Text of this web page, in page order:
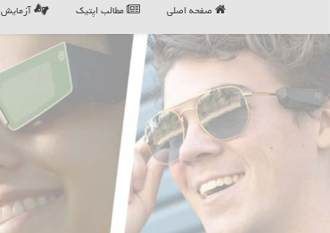
صفحه اصلی مطالب اپتیك آزمایش